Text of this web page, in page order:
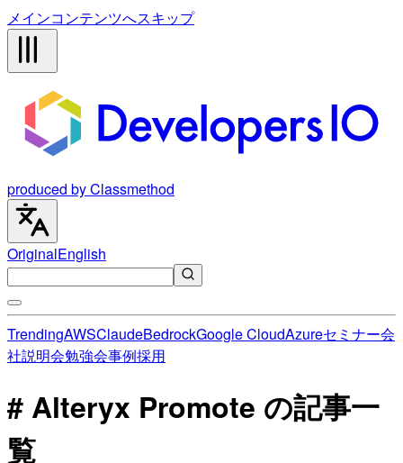
メインコンテンツへスキップ
produced by Classmethod
OriginalEnglish
TrendingAWSClaudeBedrockGoogle CloudAzureセミナー会
社説明会勉強会事例採用
# Alteryx Promote の記事一
覧